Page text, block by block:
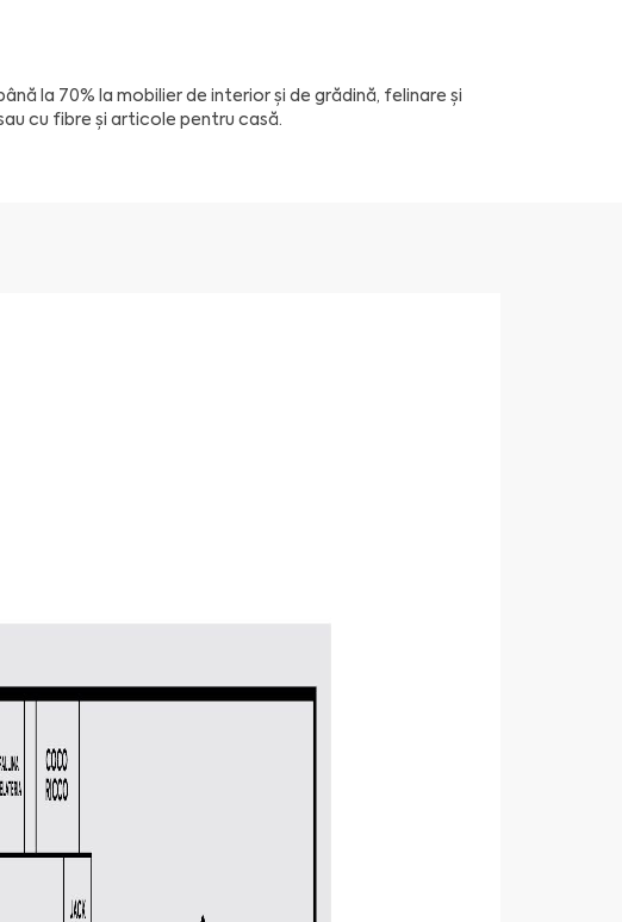
la 70% la mobilier de interior și de grădină, felinare și
cu fibre și articole pentru casă.